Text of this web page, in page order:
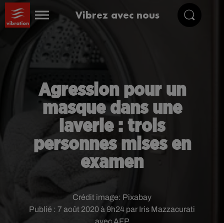
Vibrez avec nous
Agression pour un
masque dans une
laverie : trois
personnes mises en
examen
Publié : 7 août 2020 à 9h24 par Iris Mazzacurati
avec AFP
Crédit image: Pixabay